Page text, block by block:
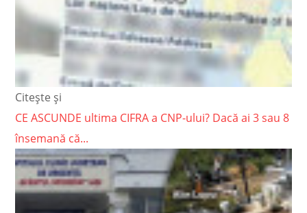
Citește și
CE ASCUNDE ultima CIFRA a CNP-ului? Dacă ai 3 sau 8
însemană că...